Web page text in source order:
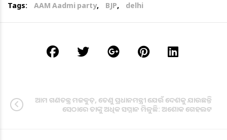
Tags: AAM Aadmi party, BJP, delhi
ଆମ ଗଣତନ୍ତ୍ର ମଜବୁତ୍, ତେଣୁ ପ୍ରଧାନମନ୍ତ୍ରୀ ଯେଉଁ ଦେଶକୁ ଯାଉଛନ୍ତି
ସେଠାରେ ତାଙ୍କୁ ଅଧିକ ସମ୍ମାନ ମିଳୁଛି: ଅଶୋକ ଗେହଲଟ